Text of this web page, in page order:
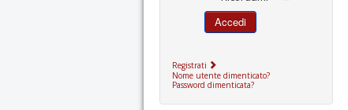
Accedi
Registrati
Nome utente dimenticato?
Password dimenticata?